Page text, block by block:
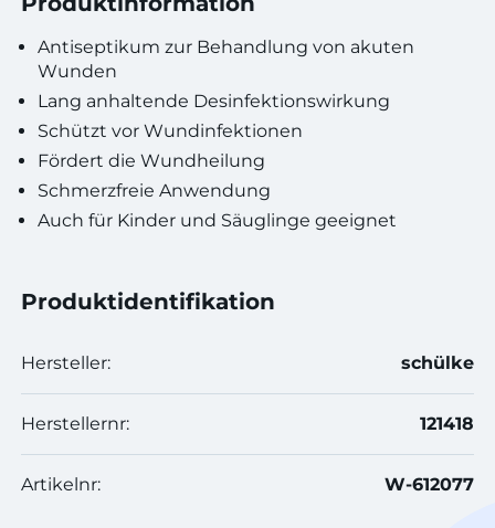
Antiseptikum zur Behandlung von akuten
Wunden
Lang anhaltende Desinfektionswirkung
Schützt vor Wundinfektionen
Fördert die Wundheilung
Schmerzfreie Anwendung
Auch für Kinder und Säuglinge geeignet
Produktidentifikation
Hersteller: schülke
Herstellernr: 121418
Artikelnr: W-612077